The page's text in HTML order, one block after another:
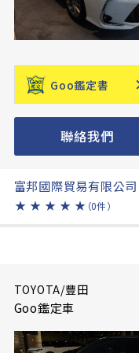
Goo鑑定書
聯絡我們
富邦國際貿易有限公司
★ ★ ★ ★ ★ （0件）
TOYOTA/豐田
Goo鑑定車